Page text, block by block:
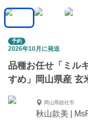
予約
2026年10月に発送
品種お任せ「ミル
すめ」岡山県産 玄
岡山県総社市
秋山款美 |